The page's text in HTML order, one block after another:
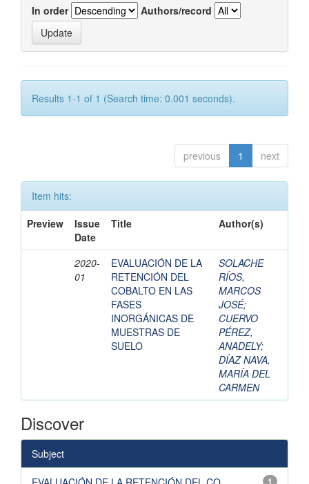
In order
Authors/record
Results 1-1 of 1 (Search time: 0.001 seconds).
previous 1 next
Item hits:
Preview
Issue
Date
Title Author(s)
2020-
01
EVALUACIÓN DE LA
RETENCIÓN DEL
COBALTO EN LAS
FASES
INORGÁNICAS DE
MUESTRAS DE
SUELO
SOLACHE
RÍOS,
MARCOS
JOSÉ;
CUERVO
PÉREZ,
ANADELY;
DÍAZ NAVA,
MARÍA DEL
CARMEN
Discover
Subject
1